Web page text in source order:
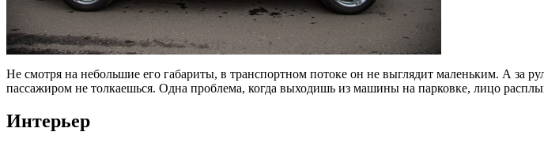
Не смотря на небольшие его габариты, в транспортном потоке он не выглядит маленьким. А за
пассажиром не толкаешься. Одна проблема, когда выходишь из машины на парковке, лицо
Интерьер